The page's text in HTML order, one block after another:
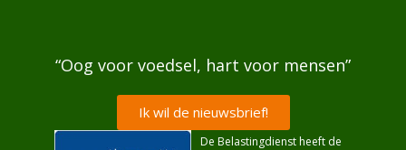
“Oog voor voedsel, hart voor mensen”
Ik wil de nieuwsbrief!
De Belastingdienst heeft de